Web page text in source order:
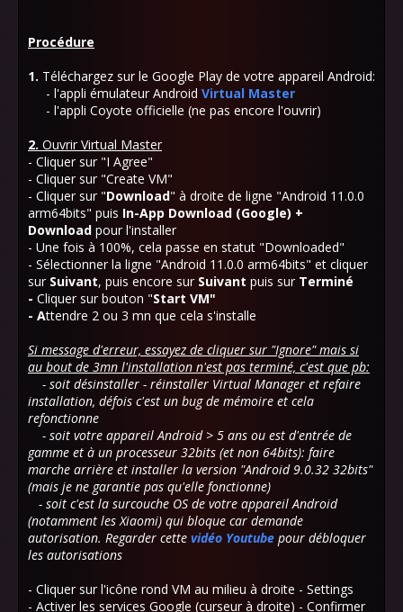
Procédure
1. Téléchargez sur le Google Play de votre appareil Android:
- l'appli émulateur Android Virtual Master
- l'appli Coyote officielle (ne pas encore l'ouvrir)
2. Ouvrir Virtual Master
- Cliquer sur "I Agree"
- Cliquer sur "Create VM"
- Cliquer sur "Download" à droite de ligne "Android 11.0.0
arm64bits" puis In-App Download (Google) +
Download pour l'installer
- Une fois à 100%, cela passe en statut "Downloaded"
- Sélectionner la ligne "Android 11.0.0 arm64bits" et cliquer
sur Suivant, puis encore sur Suivant puis sur Terminé
- Cliquer sur bouton "Start VM"
- Attendre 2 ou 3 mn que cela s'installe
Si message d'erreur, essayez de cliquer sur "Ignore" mais si
au bout de 3mn l'installation n'est pas terminé, c'est que pb:
- soit désinstaller - réinstaller Virtual Manager et refaire
installation, défois c'est un bug de mémoire et cela
refonctionne
- soit votre appareil Android > 5 ans ou est d'entrée de
gamme et à un processeur 32bits (et non 64bits): faire
marche arrière et installer la version "Android 9.0.32 32bits"
(mais je ne garantie pas qu'elle fonctionne)
- soit c'est la surcouche OS de votre appareil Android
(notamment les Xiaomi) qui bloque car demande
autorisation. Regarder cette vidéo Youtube pour débloquer
les autorisations
- Cliquer sur l'icône rond VM au milieu à droite - Settings
- Activer les services Google (curseur à droite) - Confirmer